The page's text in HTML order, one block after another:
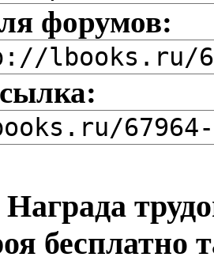
форумов:
бесплатно